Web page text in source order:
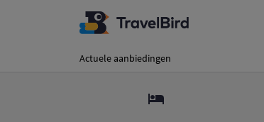
Actuele aanbiedingen